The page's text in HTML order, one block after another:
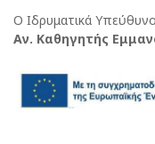
Ο Ιδρυματικά
Αν. Καθηγητής